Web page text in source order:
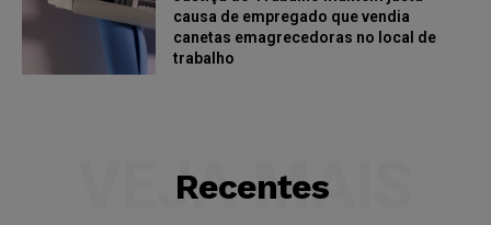
causa de empregado que vendia
canetas emagrecedoras no local de
trabalho
Recentes
VEJA MAIS